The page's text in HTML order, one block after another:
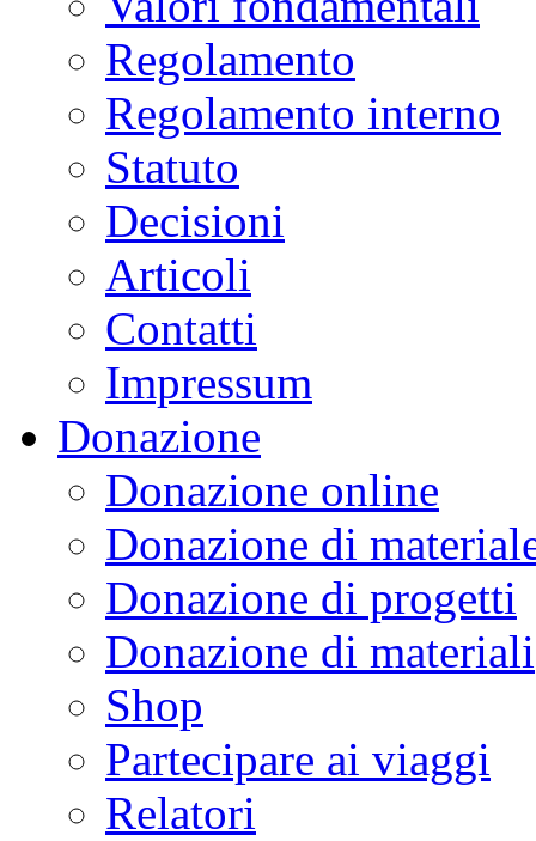
Regolamento
Regolamento interno
Statuto
Decisioni
Articoli
Contatti
Impressum
Donazione
Donazione online
Donazione di
Donazione di progetti
Donazione di materiali
Shop
Partecipare ai viaggi
Relatori